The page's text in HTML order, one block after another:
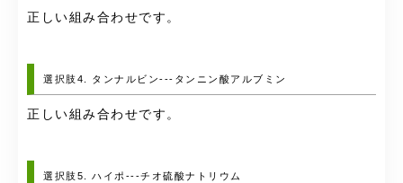
正しい組み合わせです。
選択肢4. タンナルビン---タンニン酸アルブミン
正しい組み合わせです。
選択肢5. ハイポ---チオ硫酸ナトリウム